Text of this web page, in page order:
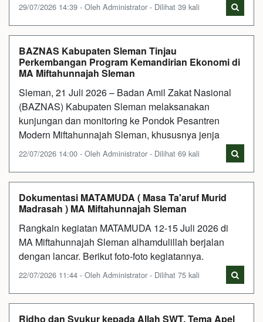
29/07/2026 14:39 - Oleh Administrator - Dilihat 39 kali
BAZNAS Kabupaten Sleman Tinjau
Perkembangan Program Kemandirian Ekonomi di
MA Miftahunnajah Sleman
Sleman, 21 Juli 2026 – Badan Amil Zakat Nasional
(BAZNAS) Kabupaten Sleman melaksanakan
kunjungan dan monitoring ke Pondok Pesantren
Modern Miftahunnajah Sleman, khususnya jenja
22/07/2026 14:00 - Oleh Administrator - Dilihat 69 kali
Dokumentasi MATAMUDA ( Masa Ta'aruf Murid
Madrasah ) MA Miftahunnajah Sleman
Rangkain kegiatan MATAMUDA 12-15 Juli 2026 di
MA Miftahunnajah Sleman alhamdulillah berjalan
dengan lancar. Berikut foto-foto kegiatannya.
22/07/2026 11:44 - Oleh Administrator - Dilihat 75 kali
Ridho dan Syukur kepada Allah SWT, Tema Apel